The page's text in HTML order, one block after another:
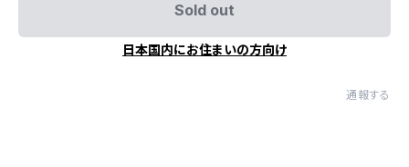
Sold out
日本国内にお住まいの方向け
通報する